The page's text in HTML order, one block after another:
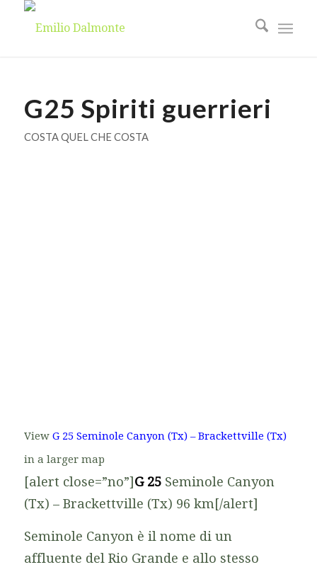
G25 Spiriti guerrieri
COSTA QUEL CHE COSTA
View G 25 Seminole Canyon (Tx) – Brackettville (Tx)
in a larger map
[alert close=”no”]G 25Seminole Canyon
(Tx) – Brackettville (Tx) 96 km[/alert]
Seminole Canyon è il nome di un
affluente del Rio Grande e allo stesso